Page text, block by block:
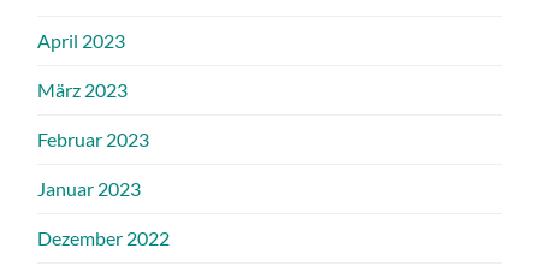
April 2023
März 2023
Februar 2023
Januar 2023
Dezember 2022